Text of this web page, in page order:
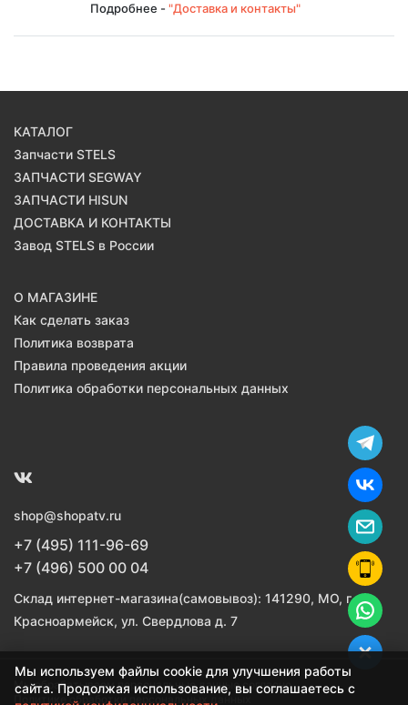
Подробнее - "Доставка и контакты"
КАТАЛОГ
Запчасти STELS
ЗАПЧАСТИ SEGWAY
ЗАПЧАСТИ HISUN
ДОСТАВКА И КОНТАКТЫ
Завод STELS в России
О МАГАЗИНЕ
Как сделать заказ
Политика возврата
Правила проведения акции
Политика обработки персональных данных
shop@shopatv.ru
+7 (495) 111-96-69
+7 (496) 500 00 04
Склад интернет-магазина(самовывоз): 141290, МО, г.
Красноармейск, ул. Свердлова д. 7
Мы обрабатываем персональные данные согласно
Политике обработки персональных данных
Мы используем файлы cookie для улучшения работы
сайта. Продолжая использование, вы соглашаетесь с